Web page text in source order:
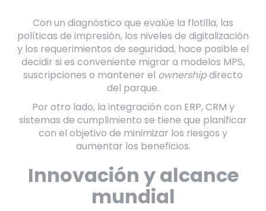
Con un diagnóstico que evalúe la flotilla, las
políticas de impresión, los niveles de digitalización
y los requerimientos de seguridad, hace posible el
decidir si es conveniente migrar a modelos MPS,
suscripciones o mantener el ownershipdirecto
del parque.
Por otro lado, la integración con ERP, CRM y
sistemas de cumplimiento se tiene que planificar
con el objetivo de minimizar los riesgos y
aumentar los beneficios.
Innovación y alcance
mundial